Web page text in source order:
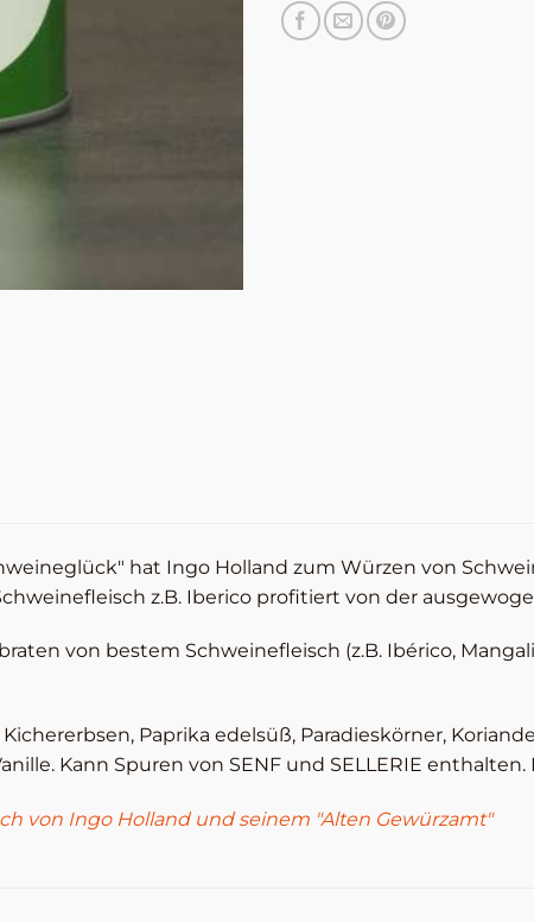
hat Ingo Holland zum Würzen von
z.B. Iberico profitiert von der
von bestem Schweinefleisch (z.B. Ibérico,
Paprika edelsüß, Paradieskörner,
Kann Spuren von SENF und SELLERIE
von Ingo Holland und seinem "Alten Gewürzamt"